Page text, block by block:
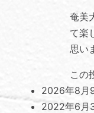
奄美
て楽
思い
この
2026年8月
2022年6月